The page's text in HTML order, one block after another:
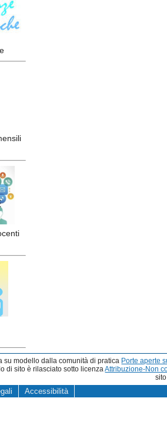
su modello dalla comunità di pratica Porte aperte
di sito è rilasciato sotto licenzaAttribuzione-Non
Accessibilità